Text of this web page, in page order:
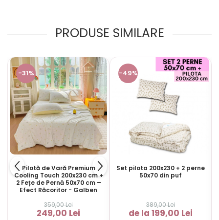
PRODUSE SIMILARE
-31%
Pilotă de Vară Premium
Cooling Touch 200x230 cm +
2 Fețe de Pernă 50x70 cm –
Efect Răcoritor - Galben
359,00 Lei
249,00 Lei
-49%
Set pilota 200x230 + 2 perne
50x70 din puf
389,00 Lei
de la 199,00 Lei